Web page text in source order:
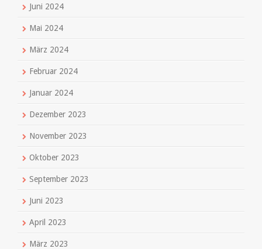
Juni 2024
Mai 2024
März 2024
Februar 2024
Januar 2024
Dezember 2023
November 2023
Oktober 2023
September 2023
Juni 2023
April 2023
März 2023